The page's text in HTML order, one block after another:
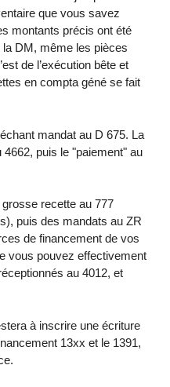
que vous savez
montants précis ont été
DM, même les pièces
de l’exécution bête et
en compta géné se fait
mandat au D 675. La
puis le "paiement" au
recette au 777
puis des mandats au ZR
de financement de vos
vous pouvez effectivement
au 4012, et
à inscrire une écriture
13xx et le 1391,